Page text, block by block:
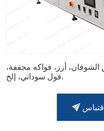
أرز، فواكه مجففة،
فول سوداني، إلخ.